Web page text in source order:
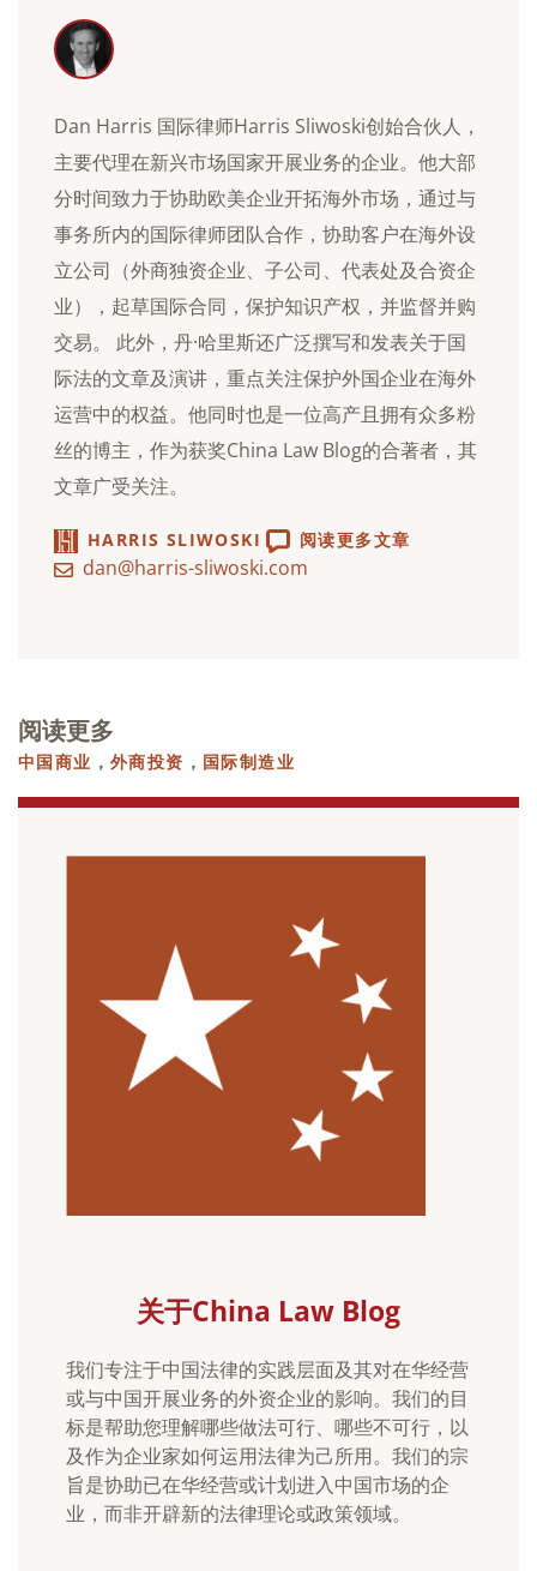
Dan Harris 国际律师Harris Sliwoski创始合伙人，
主要代理在新兴市场国家开展业务的企业。他大部
分时间致力于协助欧美企业开拓海外市场，通过与
事务所内的国际律师团队合作，协助客户在海外设
立公司（外商独资企业、子公司、代表处及合资企
业），起草国际合同，保护知识产权，并监督并购
交易。 此外，丹·哈里斯还广泛撰写和发表关于国
际法的文章及演讲，重点关注保护外国企业在海外
运营中的权益。他同时也是一位高产且拥有众多粉
丝的博主，作为获奖China Law Blog的合著者，其
文章广受关注。
HARRIS SLIWOSKI 阅读更多文章
dan@harris-sliwoski.com
阅读更多
中国商业 ，外商投资 ， 国际制造业
关于China Law Blog
我们专注于中国法律的实践层面及其对在华经营
或与中国开展业务的外资企业的影响。我们的目
标是帮助您理解哪些做法可行、哪些不可行，以
及作为企业家如何运用法律为己所用。我们的宗
旨是协助已在华经营或计划进入中国市场的企
业，而非开辟新的法律理论或政策领域。